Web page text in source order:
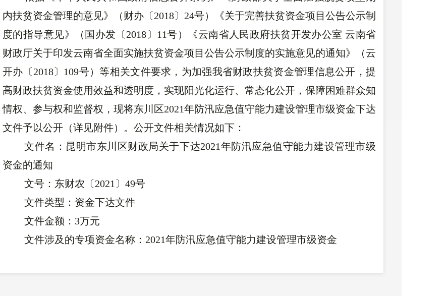
内扶贫资金管理的意见》（财办〔2018〕24号）《关于完善扶贫资金项目公告公示制
度的指导意见》（国办发〔2018〕11号）《云南省人民政府扶贫开发办公室 云南省
财政厅关于印发云南省全面实施扶贫资金项目公告公示制度的实施意见的通知》（云
开办〔2018〕109号）等相关文件要求，为加强我省财政扶贫资金管理信息公开，提
高财政扶贫资金使用效益和透明度，实现阳光化运行、常态化公开，保障困难群众知
情权、参与权和监督权，现将东川区2021年防汛应急值守能力建设管理市级资金下达
文件予以公开（详见附件）。公开文件相关情况如下：
文件名：昆明市东川区财政局关于下达2021年防汛应急值守能力建设管理市级
资金的通知
文号：东财农〔2021〕49号
文件类型：资金下达文件
文件金额：3万元
文件涉及的专项资金名称：2021年防汛应急值守能力建设管理市级资金